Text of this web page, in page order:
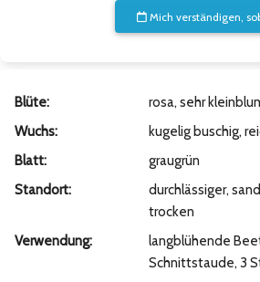
Mich verständigen,
Blüte:
rosa, sehr
Wuchs:
kugelig buschig,
Blatt:
graugrün
Standort:
durchlässiger,
trocken
Verwendung:
langblühende
Schnittstaude, 3